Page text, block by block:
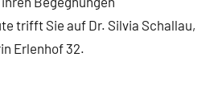
trifft Sie auf Dr. Silvia Schallau,
Erlenhof 32.